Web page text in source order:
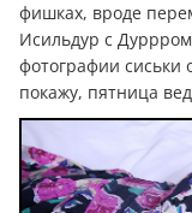
фишках, вроде
Исильдур с
фотографии сиськи
покажу, пятница